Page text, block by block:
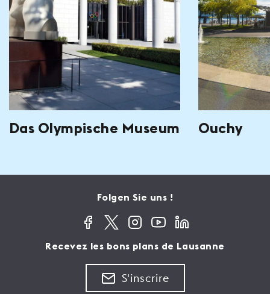
Das Olympische Museum Ouchy
Folgen Sie uns !
Recevez les bons plans de Lausanne
S'inscrire